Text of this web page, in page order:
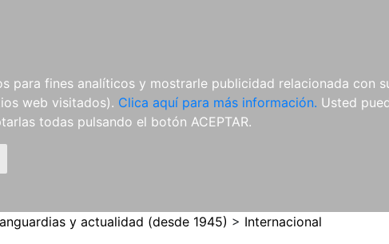
para fines analíticos y mostrarle publicidad relacionada con
web visitados). Clica aquí para más información. Usted
todas pulsando el botón ACEPTAR.
Y EDICIONES
REVISTAS
CDS Y
DVDS
MATERIAL
y actualidad (desde 1945) > Internacional